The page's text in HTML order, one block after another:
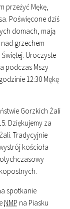
przeżyć Mękę,
Poświęcone dziś
domach, mają
grzechem
Uroczyste
podczas Mszy
12:30 Mękę
Gorzkich Żali
. Dziękujemy za
Tradycyjnie
kościoła
spotkanie
NMP na Piasku